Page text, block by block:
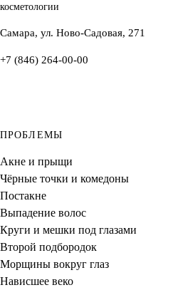
косметологии
Самара, ул. Ново-Садовая, 271
+7 (846) 264-00-00
ПРОБЛЕМЫ
Акне и прыщи
Чёрные точки и комедоны
Постакне
Выпадение волос
Круги и мешки под глазами
Второй подбородок
Морщины вокруг глаз
Нависшее веко